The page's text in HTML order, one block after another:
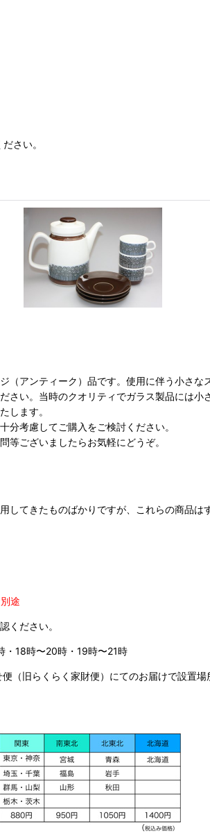
さい。
アンティーク）品です。使用に伴う小さ
い。当時のクオリティでガラス製品には小
します。
考慮してご購入をご検討ください。
等ございましたらお気軽にどうぞ。
てきたものばかりですが、これらの商品
途
ください。
・18時〜20時・19時〜21時
旧らくらく家財便）にてのお届けで設置